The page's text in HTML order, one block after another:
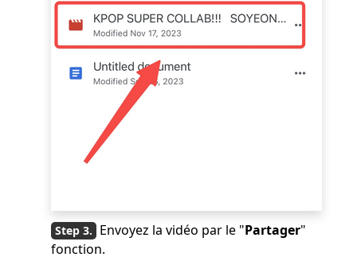
Envoyez la vidéo par le "Partager"
fonction.